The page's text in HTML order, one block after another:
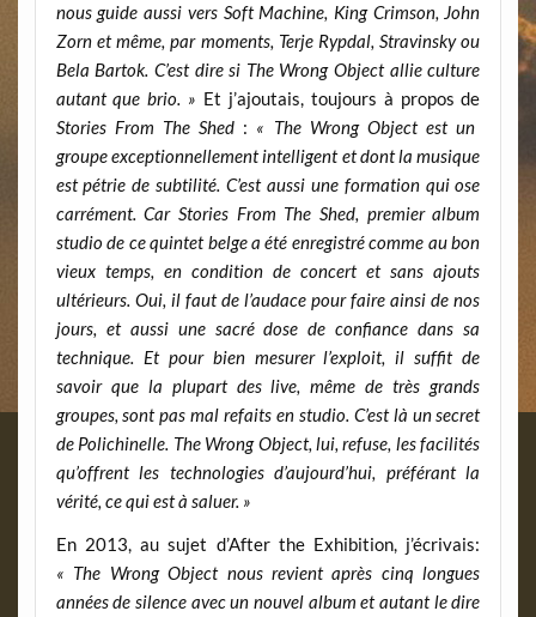
nous guide aussi vers Soft Machine, King Crimson, John
Zorn et même, par moments, Terje Rypdal, Stravinsky ou
Bela Bartok. C’est dire si The Wrong Object allie culture
autant que brio. » Et j’ajoutais, toujours à propos de
Stories From The Shed : « The Wrong Object est un
groupe exceptionnellement intelligent et dont la musique
est pétrie de subtilité. C’est aussi une formation qui ose
carrément. Car Stories From The Shed, premier album
studio de ce quintet belge a été enregistré comme au bon
vieux temps, en condition de concert et sans ajouts
ultérieurs. Oui, il faut de l’audace pour faire ainsi de nos
jours, et aussi une sacré dose de confiance dans sa
technique. Et pour bien mesurer l’exploit, il suffit de
savoir que la plupart des live, même de très grands
groupes, sont pas mal refaits en studio. C’est là un secret
de Polichinelle. The Wrong Object, lui, refuse, les facilités
qu’offrent les technologies d’aujourd’hui, préférant la
vérité, ce qui est à saluer. »
En 2013, au sujet d’After the Exhibition, j’écrivais:
« The Wrong Object nous revient après cinq longues
années de silence avec un nouvel album et autant le dire